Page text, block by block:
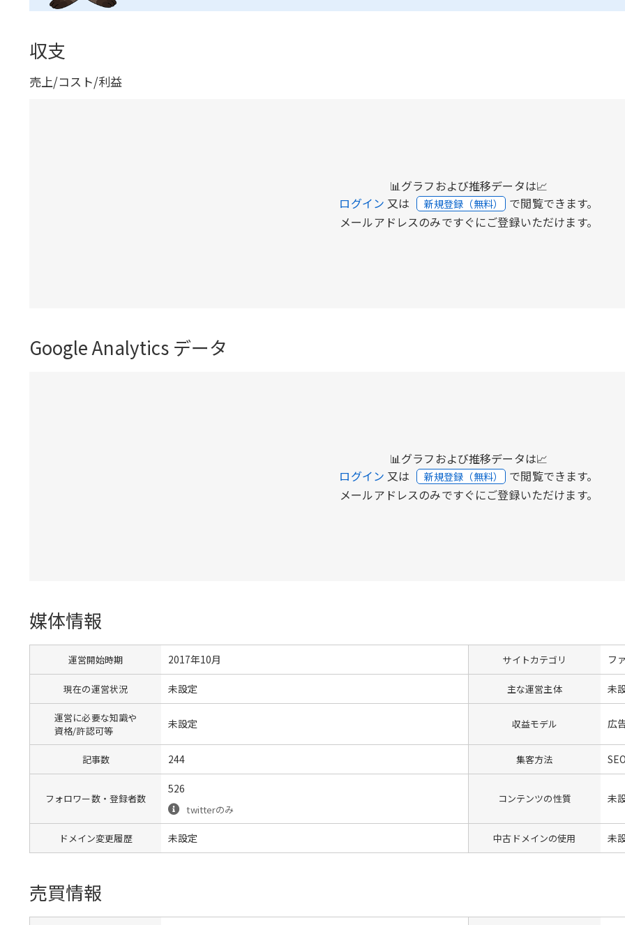
収支
売上/コスト/利益
📊グラフおよび推移データは📈
ログイン 又は 新規登録（無料） で閲覧できます。
メールアドレスのみですぐにご登録いただけます。
Google Analytics データ
📊グラフおよび推移データは📈
ログイン 又は 新規登録（無料） で閲覧できます。
メールアドレスのみですぐにご登録いただけます。
媒体情報
運営開始時期 2017年10月 サイトカテゴリ フ
現在の運営状況 未設定 主な運営主体 未
運営に必要な知識や
資格/許認可等
未設定 収益モデル 広
記事数 244 集客方法
フォロワー数・登録者数
526
twitterのみ
コンテンツの性質 未
ドメイン変更履歴 未設定 中古ドメインの使用 未
売買情報